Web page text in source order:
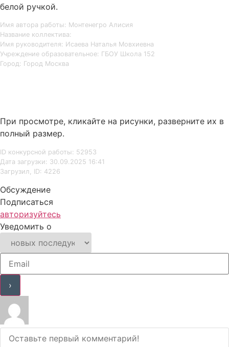
белой ручкой.
Имя автора работы: Монтенегро Алисия
Название коллектива:
Имя руководителя: Исаева Наталья Мовхиевна
Учреждение образовательное: ГБОУ Школа 152
Город: Город Москва
При просмотре, кликайте на рисунки, разверните их в
полный размер.
ID конкурсной работы: 52953
Дата загрузки: 30.09.2025 16:41
Загрузил, ID: 4226
Обсуждение
Подписаться
авторизуйтесь
Уведомить о